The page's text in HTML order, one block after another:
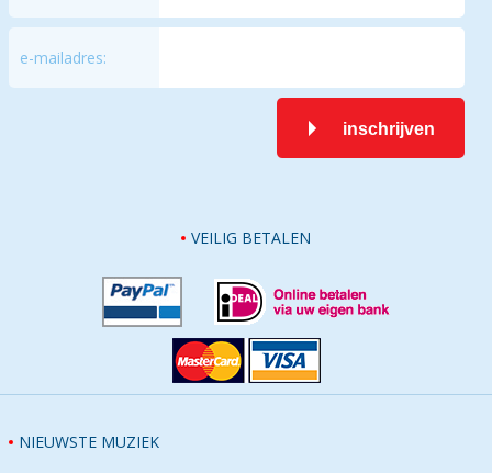
e-mailadres:
inschrijven
VEILIG BETALEN
NIEUWSTE MUZIEK